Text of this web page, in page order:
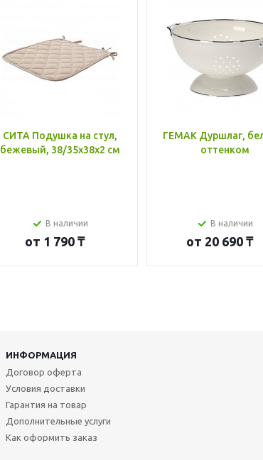
СИТА Подушка на стул,
бежевый, 38/35x38x2 см
В наличии
от 1 790 ₸
ГЕМАК Дуршлаг,
оттенком
В наличии
от 20 690 ₸
ИНФОРМАЦИЯ
Договор оферта
Условия доставки
Гарантия на товар
Дополнительные услуги
Как оформить заказ